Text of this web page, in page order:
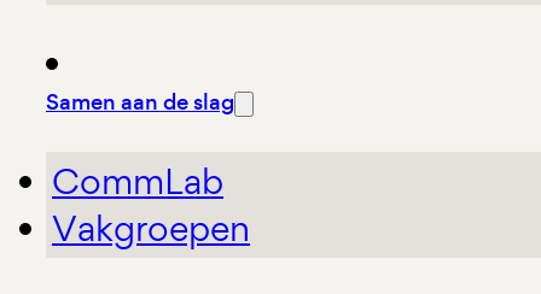
Samen aan de slag
CommLab
Vakgroepen